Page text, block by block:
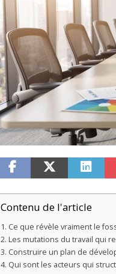
Contenu de l'article
Ce que révèle vraiment le
Les mutations du travail qui
Construire un plan de
Qui sont les acteurs qui